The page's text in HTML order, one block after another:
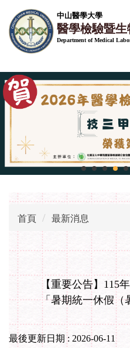
到
主
容
區
中山醫學大學
醫學檢驗暨
Department of Medical
首頁 最新消息
【重要公告】115
「暑期統一休假（
最後更新日期 : 2026-06-11